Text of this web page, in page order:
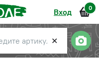
Вход 0
✕